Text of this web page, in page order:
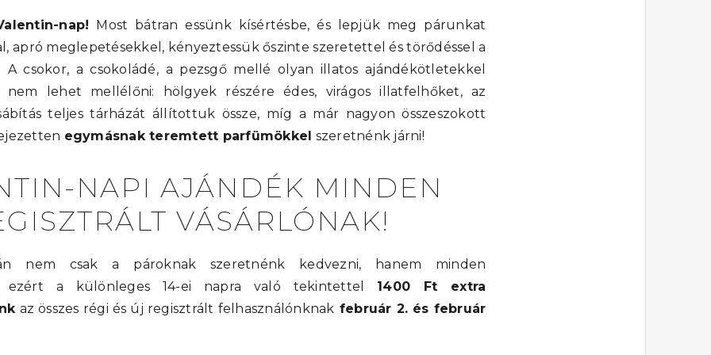
nap! Most bátran essünk kísértésbe, és lepjük meg párunkat
apró meglepetésekkel, kényeztessük őszinte szeretettel és törődéssel a
A csokor, a csokoládé, a pezsgő mellé olyan illatos ajándékötletekkel
nem lehet mellélőni: hölgyek részére édes, virágos illatfelhőket, az
teljes tárházát állítottuk össze, míg a már nagyon összeszokott
egymásnak teremtett parfümökkel szeretnénk járni!
NAPI AJÁNDÉK MINDEN
VÁSÁRLÓNAK!
nem csak a pároknak szeretnénk kedvezni, hanem minden
ezért a különleges 14-ei napra való tekintettel 1400 Ft extra
az összes régi és új regisztrált felhasználónknak február 2. és február